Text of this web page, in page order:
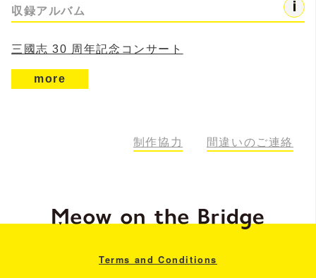
収録アルバム
三國志 30 周年記念コンサート
more
制作協力 間違いのご連絡
Terms and Conditions